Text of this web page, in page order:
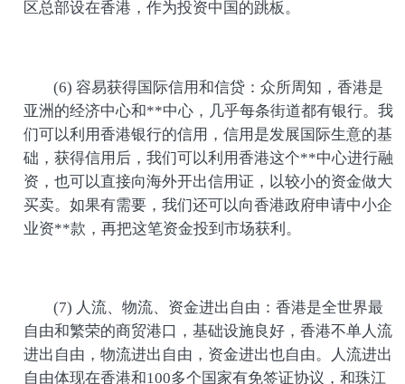
区总部设在香港，作为投资中国的跳板。
(6) 容易获得国际信用和信贷：众所周知，香港是
亚洲的经济中心和**中心，几乎每条街道都有银行。我
们可以利用香港银行的信用，信用是发展国际生意的基
础，获得信用后，我们可以利用香港这个**中心进行融
资，也可以直接向海外开出信用证，以较小的资金做大
买卖。如果有需要，我们还可以向香港政府申请中小企
业资**款，再把这笔资金投到市场获利。
(7) 人流、物流、资金进出自由：香港是全世界最
自由和繁荣的商贸港口，基础设施良好，香港不单人流
进出自由，物流进出自由，资金进出也自由。人流进出
自由体现在香港和100多个国家有免签证协议，和珠江